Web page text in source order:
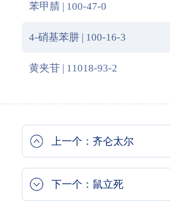
苯甲腈 | 100-47-0
4-硝基苯肼 | 100-16-3
黄夹苷 | 11018-93-2
上一个：齐仑太尔
下一个：鼠立死